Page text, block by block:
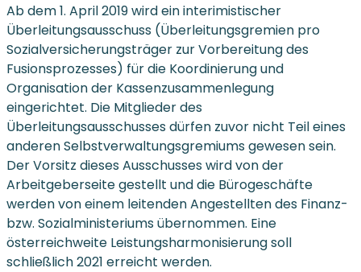
Ab dem 1. April 2019 wird ein interimistischer
Überleitungsausschuss (Überleitungsgremien pro
Sozialversicherungsträger zur Vorbereitung des
Fusionsprozesses) für die Koordinierung und
Organisation der Kassenzusammenlegung
eingerichtet. Die Mitglieder des
Überleitungsausschusses dürfen zuvor nicht Teil eines
anderen Selbstverwaltungsgremiums gewesen sein.
Der Vorsitz dieses Ausschusses wird von der
Arbeitgeberseite gestellt und die Bürogeschäfte
werden von einem leitenden Angestellten des Finanz-
bzw. Sozialministeriums übernommen. Eine
österreichweite Leistungsharmonisierung soll
schließlich 2021 erreicht werden.